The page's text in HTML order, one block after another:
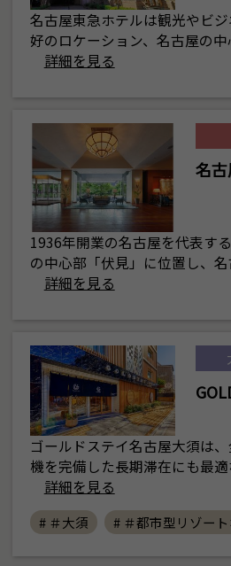
名古屋東急ホテルは観光やビ
好のロケーション、名古屋の
詳細を見る
名
1936年開業の名古屋を代表す
の中心部「伏見」に位置し、
詳細を見る
ゴールドステイ名古屋大須は
機を完備した長期滞在にも最
詳細を見る
# ＃大須 # ＃都市型リゾー